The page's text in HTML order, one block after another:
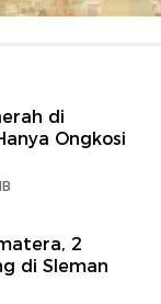
di
Ongkosi
2
di Sleman